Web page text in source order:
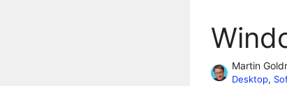
Martin
Desktop,